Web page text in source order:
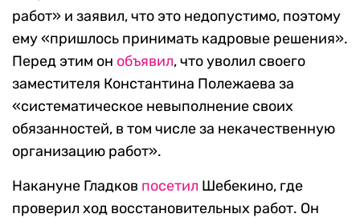
работ» и заявил, что это недопустимо, поэтому
ему «пришлось принимать кадровые решения».
Перед этим он объявил, что уволил своего
заместителя Константина Полежаева за
«систематическое невыполнение своих
обязанностей, в том числе за некачественную
организацию работ».
Накануне Гладков посетил Шебекино, где
проверил ход восстановительных работ. Он